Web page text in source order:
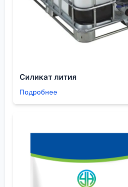
Специализированные
играют в такие игры. Их
— не в самой низкой цене за
гарантированном качестве,
тысяч долларов в час, эта
материалов (как указано в
Поэтому переговоры с
часто строятся иначе.
Силикат лития
Подробнее